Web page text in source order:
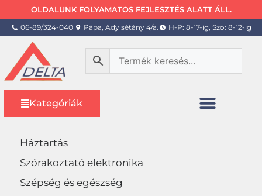
OLDALUNK FOLYAMATOS FEJLESZTÉS ALATT ÁLL.
06-89/324-040 Pápa, Ady sétány 4/a. H-P: 8-17-ig, Szo: 8-12-ig
Kategóriák
Háztartás
Szórakoztató elektronika
Szépség és egészség